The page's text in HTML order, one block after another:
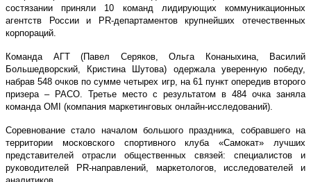
состязании приняли 10 команд лидирующих коммуникационных
агентств России и PR-департаментов крупнейших отечественных
корпораций.
Команда АГТ (Павел Серяков, Ольга Конаныхина, Василий
Большедворский, Кристина Шутова) одержала уверенную победу,
набрав 548 очков по сумме четырех игр, на 61 пункт опередив второго
призера – РАСО. Третье место с результатом в 484 очка заняла
команда OMI (компания маркетинговых онлайн-исследований).
Соревнование стало началом большого праздника, собравшего на
территории московского спортивного клуба «Самокат» лучших
представителей отрасли общественных связей: специалистов и
руководителей PR-направлений, маркетологов, исследователей и